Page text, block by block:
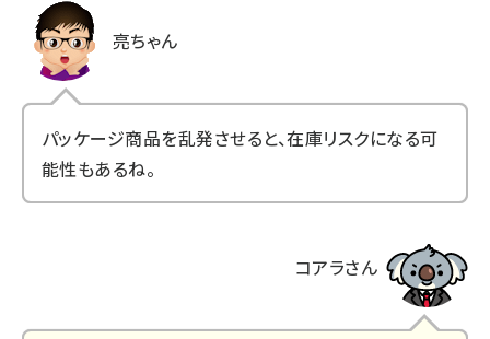
亮ちゃん
パッケージ商品を乱発させると、在庫リスクになる可
能性もあるね。
コアラさん